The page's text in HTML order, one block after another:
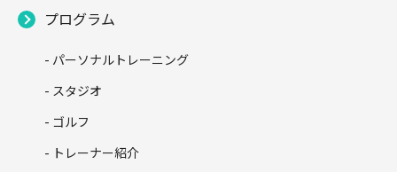
プログラム
- パーソナルトレーニング
- スタジオ
- ゴルフ
- トレーナー紹介